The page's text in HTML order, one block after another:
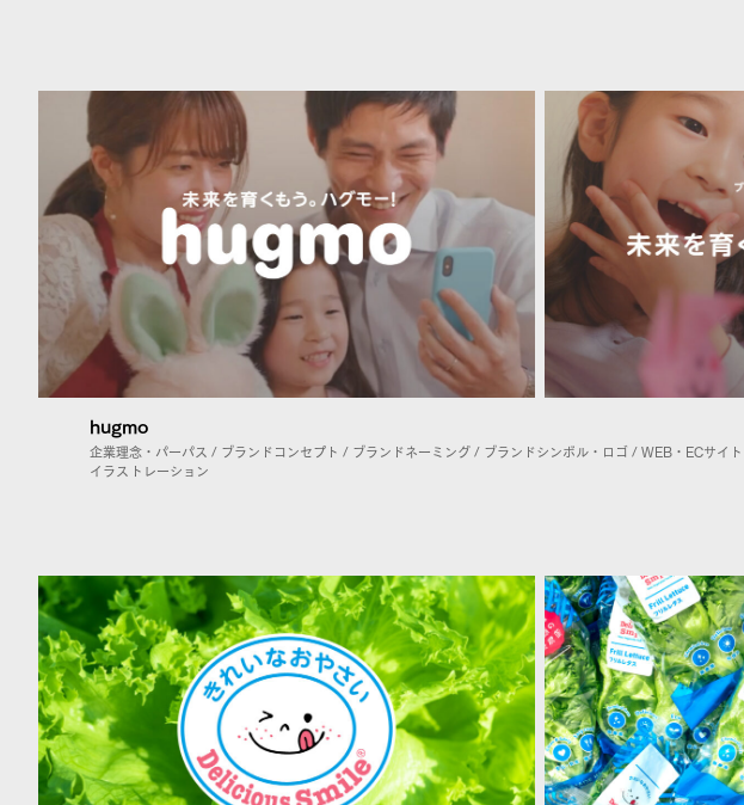
hugmo
企業理念・パーパス / ブランドコンセプト / ブランドネーミング / ブランドシンボル・ロゴ / WEB・ECサ
イラストレーション